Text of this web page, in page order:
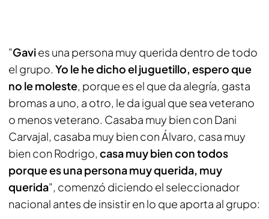
"Gavies una persona muy querida dentro de todo
el grupo. Yo le he dicho el juguetillo, espero que
no le moleste, porque es el que da alegría, gasta
bromas a uno, a otro, le da igual que sea veterano
o menos veterano. Casaba muy bien con Dani
Carvajal, casaba muy bien con Álvaro, casa muy
bien con Rodrigo, casa muy bien con todos
porque es una persona muy querida, muy
querida", comenzó diciendo el seleccionador
nacional antes de insistir en lo que aporta al grupo: